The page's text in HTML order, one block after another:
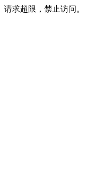
请求超限，禁止访问。